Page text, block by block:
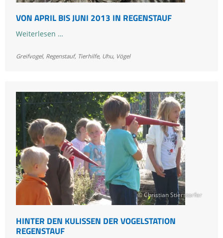
VON APRIL BIS JUNI 2013 IN REGENSTAUF
Weiterlesen …Von
bis
in
Regenstauf
Greifvogel, Regenstauf, Tierhilfe, Uhu, Vögel
© Christian Stierstorfer
HINTER DEN KULISSEN DER VOGELSTATION
REGENSTAUF